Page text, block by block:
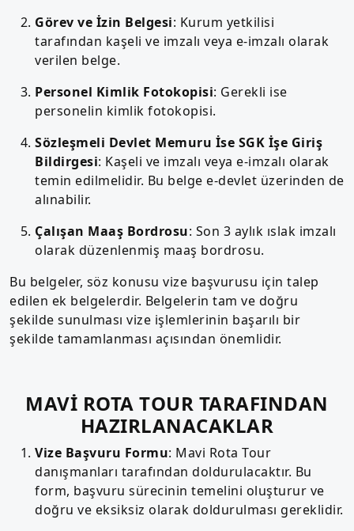
Görev ve İzin Belgesi: Kurum yetkilisi
tarafından kaşeli ve imzalı veya e-imzalı olarak
verilen belge.
Personel Kimlik Fotokopisi: Gerekli ise
personelin kimlik fotokopisi.
Sözleşmeli Devlet Memuru İse SGK İşe Giriş
Bildirgesi: Kaşeli ve imzalı veya e-imzalı olarak
temin edilmelidir. Bu belge e-devlet üzerinden de
alınabilir.
Çalışan Maaş Bordrosu: Son 3 aylık ıslak imzalı
olarak düzenlenmiş maaş bordrosu.
Bu belgeler, söz konusu vize başvurusu için talep
edilen ek belgelerdir. Belgelerin tam ve doğru
şekilde sunulması vize işlemlerinin başarılı bir
şekilde tamamlanması açısından önemlidir.
MAVİ ROTA TOUR TARAFINDAN
HAZIRLANACAKLAR
Vize Başvuru Formu: Mavi Rota Tour
danışmanları tarafından doldurulacaktır. Bu
form, başvuru sürecinin temelini oluşturur ve
doğru ve eksiksiz olarak doldurulması gereklidir.